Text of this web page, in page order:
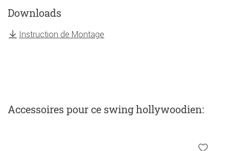
Downloads
Instruction de Montage
Accessoires pour ce swing hollywoodien: